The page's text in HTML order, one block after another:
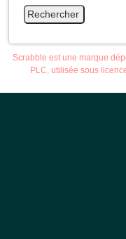
Scrabble est une marque
PLC, utilisée sous